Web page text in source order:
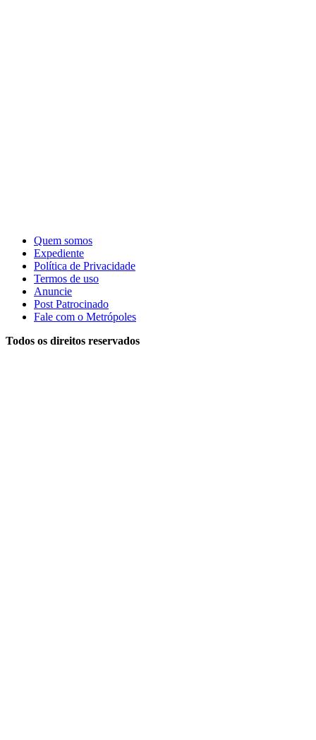
Quem somos
Expediente
Política de Privacidade
Termos de uso
Anuncie
Post Patrocinado
Fale com o Metrópoles
Todos os direitos reservados